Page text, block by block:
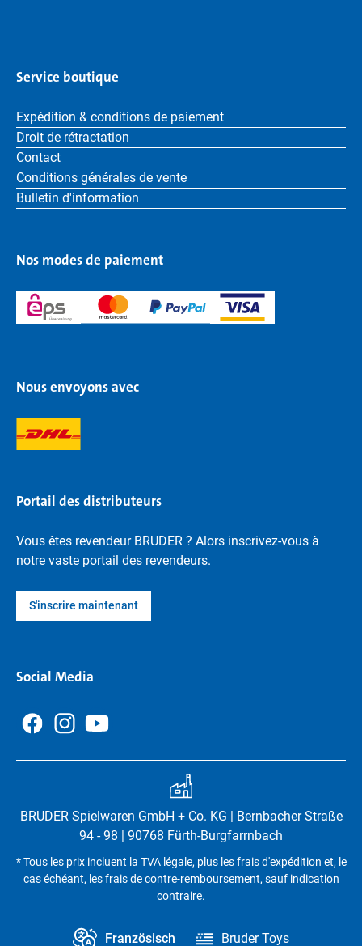
Service boutique
Expédition & conditions de paiement
Droit de rétractation
Contact
Conditions générales de vente
Bulletin d'information
Nos modes de paiement
Nous envoyons avec
Portail des distributeurs
Vous êtes revendeur BRUDER ? Alors inscrivez-vous à
notre vaste portail des revendeurs.
S'inscrire maintenant
Social Media
BRUDER Spielwaren GmbH + Co. KG | Bernbacher Straße
94 - 98 | 90768 Fürth-Burgfarrnbach
* Tous les prix incluent la TVA légale, plus les frais d'expédition et, le
cas échéant, les frais de contre-remboursement, sauf indication
contraire.
Französisch Bruder Toys